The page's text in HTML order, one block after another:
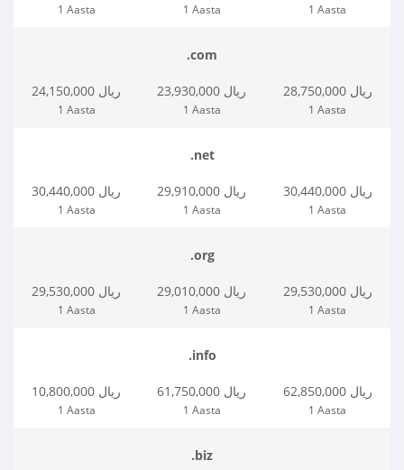
1 Aasta 1 Aasta 1 Aasta
.com
24,150,000 ریال
1 Aasta
23,930,000 ریال
1 Aasta
28,750,000 ریال
1 Aasta
.net
30,440,000 ریال
1 Aasta
29,910,000 ریال
1 Aasta
30,440,000 ریال
1 Aasta
.org
29,530,000 ریال
1 Aasta
29,010,000 ریال
1 Aasta
29,530,000 ریال
1 Aasta
.info
10,800,000 ریال
1 Aasta
61,750,000 ریال
1 Aasta
62,850,000 ریال
1 Aasta
.biz